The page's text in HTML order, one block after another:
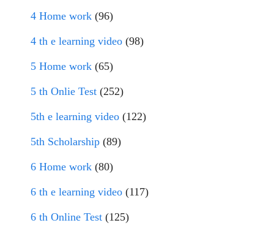
4 Home work (96)
4 th e learning video (98)
5 Home work (65)
5 th Onlie Test (252)
5th e learning video (122)
5th Scholarship (89)
6 Home work (80)
6 th e learning video (117)
6 th Online Test (125)